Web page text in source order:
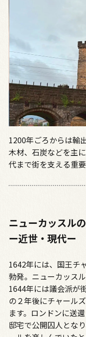
1200年ごろからは輸
木材、石炭などを主
代まで街を支える重
ニューカッスル
ー近世・現代ー
1642年には、国王チ
勃発。ニューカッス
1644年には議会派が
の２年後にチャール
ます。ロンドンに送
邸宅で公開囚人とな